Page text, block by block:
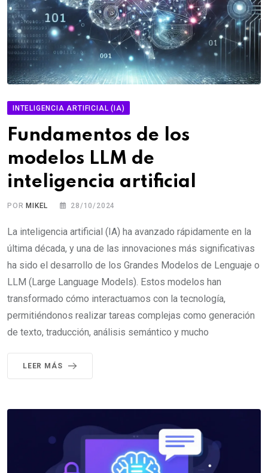
INTELIGENCIA ARTIFICIAL (IA)
Fundamentos de los
modelos LLM de
inteligencia artificial
PORMIKEL 28/10/2024
La inteligencia artificial (IA) ha avanzado rápidamente en la
última década, y una de las innovaciones más significativas
ha sido el desarrollo de los Grandes Modelos de Lenguaje o
LLM (Large Language Models). Estos modelos han
transformado cómo interactuamos con la tecnología,
permitiéndonos realizar tareas complejas como generación
de texto, traducción, análisis semántico y mucho
LEER MÁS